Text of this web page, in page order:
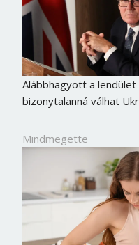
Alábbhagyott a lendület
bizonytalanná válhat
Mindmegette